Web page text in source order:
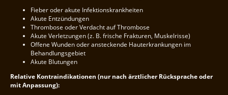
Fieber oder akute Infektionskrankheiten
Akute Entzündungen
Thrombose oder Verdacht auf Thrombose
Akute Verletzungen (z. B. frische Frakturen, Muskelrisse)
Offene Wunden oder ansteckende Hauterkrankungen im
Behandlungsgebiet
Akute Blutungen
Relative Kontraindikationen (nur nach ärztlicher Rücksprache oder
mit Anpassung):